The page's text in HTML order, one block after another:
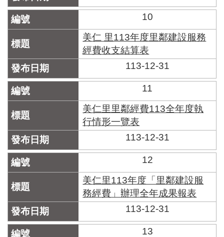
10
美仁 里113年度里鄰建設服務
經費收支結算表
113-12-31
11
美仁里里鄰經費113全年度執
行情形一覽表
113-12-31
12
美仁里113年度「里鄰建設服
務經費」辦理全年成果報表
113-12-31
13